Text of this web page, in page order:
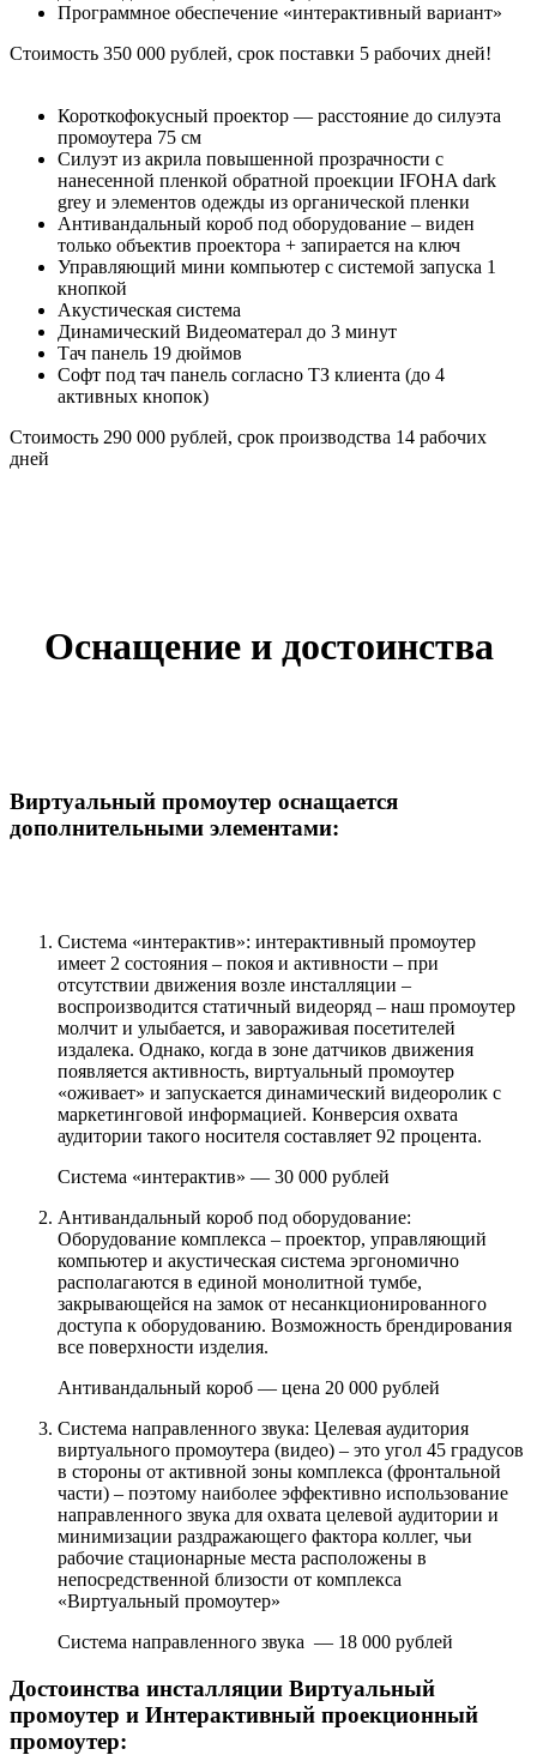
Программное обеспечение «интерактивный вариант»
Стоимость 350 000 рублей, срок поставки 5 рабочих дней!
Короткофокусный проектор — расстояние до силуэта
промоутера 75 см
Силуэт из акрила повышенной прозрачности с
нанесенной пленкой обратной проекции IFOHA dark
grey и элементов одежды из органической пленки
Антивандальный короб под оборудование – виден
только объектив проектора + запирается на ключ
Управляющий мини компьютер с системой запуска 1
кнопкой
Акустическая система
Динамический Видеоматерал до 3 минут
Тач панель 19 дюймов
Софт под тач панель согласно ТЗ клиента (до 4
активных кнопок)
Стоимость 290 000 рублей, срок производства 14 рабочих
дней
Оснащение и достоинства
Виртуальный промоутер оснащается
дополнительными элементами:
Система «интерактив»: интерактивный промоутер
имеет 2 состояния – покоя и активности – при
отсутствии движения возле инсталляции –
воспроизводится статичный видеоряд – наш промоутер
молчит и улыбается, и завораживая посетителей
издалека. Однако, когда в зоне датчиков движения
появляется активность, виртуальный промоутер
«оживает» и запускается динамический видеоролик с
маркетинговой информацией. Конверсия охвата
аудитории такого носителя составляет 92 процента.
Система «интерактив» — 30 000 рублей
Антивандальный короб под оборудование:
Оборудование комплекса – проектор, управляющий
компьютер и акустическая система эргономично
располагаются в единой монолитной тумбе,
закрывающейся на замок от несанкционированного
доступа к оборудованию. Возможность брендирования
все поверхности изделия.
Антивандальный короб — цена 20 000 рублей
Система направленного звука: Целевая аудитория
виртуального промоутера (видео) – это угол 45 градусов
в стороны от активной зоны комплекса (фронтальной
части) – поэтому наиболее эффективно использование
направленного звука для охвата целевой аудитории и
минимизации раздражающего фактора коллег, чьи
рабочие стационарные места расположены в
непосредственной близости от комплекса
«Виртуальный промоутер»
Система направленного звука — 18 000 рублей
Достоинства инсталляции Виртуальный
промоутер и Интерактивный проекционный
промоутер: